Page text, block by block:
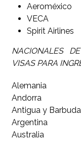
Aeroméxico
VECA
Spirit Airlines
NACIONALES
VISAS PARA
Alemania
Andorra
Antigua y Barbuda
Argentina
Australia